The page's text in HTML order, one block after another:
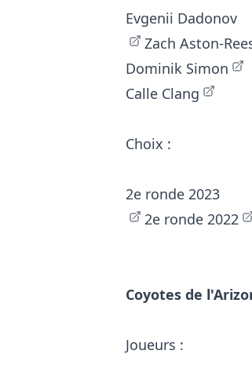
Evgenii Dadonov
Zach Aston-
Dominik Simon
Calle Clang
Choix :
2e ronde 2023
2e ronde 2022
Coyotes de
Joueurs :